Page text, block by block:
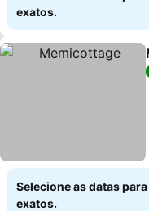
exatos.
Selecione as datas
exatos.